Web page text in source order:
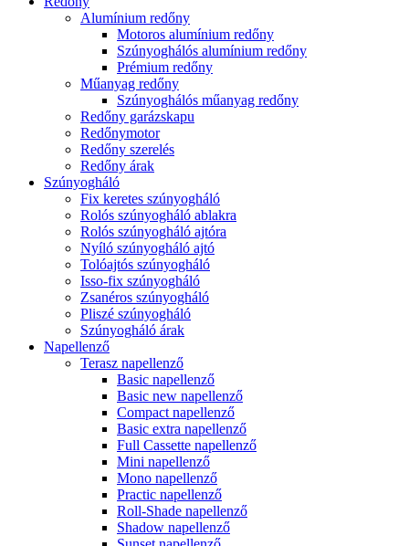
Alumínium redőny
Motoros alumínium redőny
Szúnyoghálós alumínium redőny
Prémium redőny
Műanyag redőny
Szúnyoghálós műanyag redőny
Redőny garázskapu
Redőnymotor
Redőny szerelés
Redőny árak
Szúnyogháló
Fix keretes szúnyogháló
Rolós szúnyogháló ablakra
Rolós szúnyogháló ajtóra
Nyíló szúnyogháló ajtó
Tolóajtós szúnyogháló
Isso-fix szúnyogháló
Zsanéros szúnyogháló
Pliszé szúnyogháló
Szúnyogháló árak
Napellenző
Terasz napellenző
Basic napellenző
Basic new napellenző
Compact napellenző
Basic extra napellenző
Full Cassette napellenző
Mini napellenző
Mono napellenző
Practic napellenző
Roll-Shade napellenző
Shadow napellenző